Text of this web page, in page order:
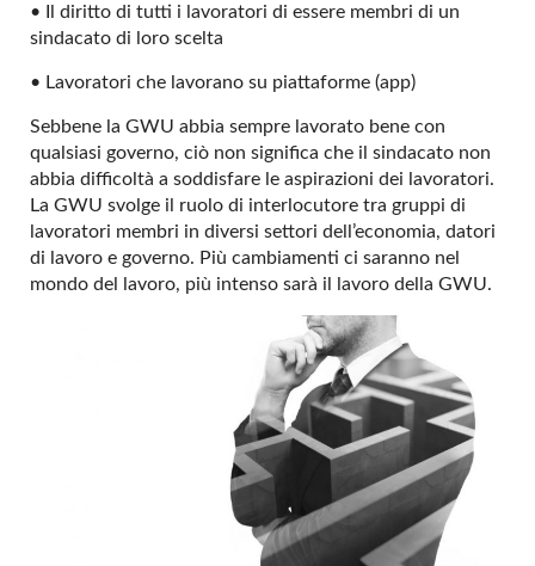
• Il diritto di tutti i lavoratori di essere membri di un
sindacato di loro scelta
• Lavoratori che lavorano su piattaforme (app)
Sebbene la GWU abbia sempre lavorato bene con
qualsiasi governo, ciò non significa che il sindacato non
abbia difficoltà a soddisfare le aspirazioni dei lavoratori.
La GWU svolge il ruolo di interlocutore tra gruppi di
lavoratori membri in diversi settori dell’economia, datori
di lavoro e governo. Più cambiamenti ci saranno nel
mondo del lavoro, più intenso sarà il lavoro della GWU.